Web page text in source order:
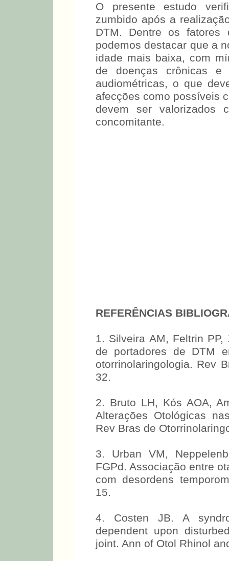
O presente estudo
zumbido após a
DTM. Dentre os fatores
podemos destacar que a
idade mais baixa, com
de doenças crônicas e
audiométricas, o que
afecções como possíveis
devem ser valorizados
concomitante.
REFERÊNCIAS
1. Silveira AM, Feltrin
de portadores de DTM
otorrinolaringologia. Rev
32.
2. Bruto LH, Kós AOA,
Alterações Otológicas
Rev Bras de
3. Urban VM,
FGPd. Associação entre
com desordens
15.
4. Costen JB. A
dependent upon
joint. Ann of Otol Rhinol